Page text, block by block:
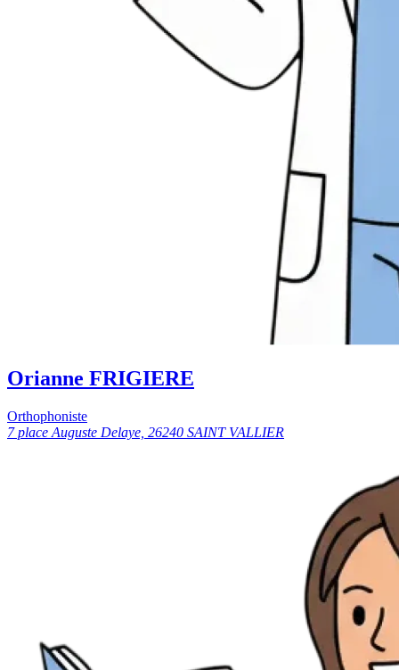
Orianne FRIGIERE
Orthophoniste
7 place Auguste Delaye, 26240 SAINT VALLIER